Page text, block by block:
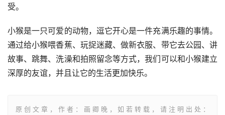
受。
小猴是一只可爱的动物，逗它开心是一件充满乐趣的事情。
通过给小猴喂香蕉、玩捉迷藏、做新衣服、带它去公园、讲
故事、跳舞、洗澡和拍照留念等方式，我们可以和小猴建立
深厚的友谊，并且让它的生活更加快乐。
原创文章，作者：画卿晚，如若转载，请注明出处：